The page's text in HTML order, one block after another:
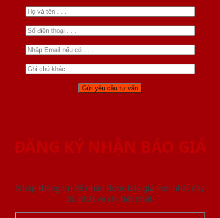
ĐĂNG KÝ NHẬN BÁO GIÁ
Nhập thông tin để nhận được báo giá mới nhât đầy
đủ nhất và chi tiết nhất.